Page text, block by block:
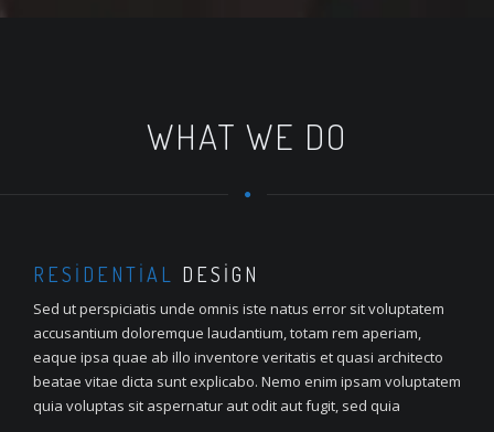
WHAT WE DO
RESIDENTIAL DESIGN
Sed ut perspiciatis unde omnis iste natus error sit voluptatem
accusantium doloremque laudantium, totam rem aperiam,
eaque ipsa quae ab illo inventore veritatis et quasi architecto
beatae vitae dicta sunt explicabo. Nemo enim ipsam voluptatem
quia voluptas sit aspernatur aut odit aut fugit, sed quia